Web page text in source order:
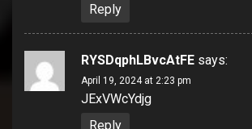
Reply
RYSDqphLBvcAtFE says:
April 19, 2024 at 2:23 pm
JExVWcYdjg
Reply